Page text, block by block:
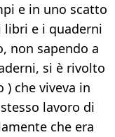
e in uno scatto
libri e i quaderni
non sapendo a
si è rivolto
che viveva in
lavoro di
che era